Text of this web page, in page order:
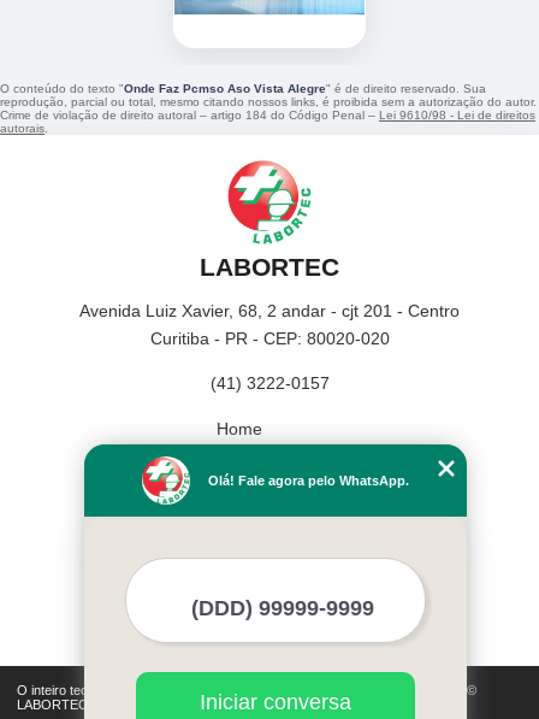
O conteúdo do texto "Onde Faz Pcmso Aso Vista Alegre" é de direito reservado. Sua
reprodução, parcial ou total, mesmo citando nossos links, é proibida sem a autorização do autor.
Crime de violação de direito autoral – artigo 184 do Código Penal – Lei 9610/98 - Lei de direitos
autorais
LABORTEC
Avenida Luiz Xavier, 68, 2 andar - cjt 201 - Centro
Curitiba - PR - CEP: 80020-020
(41) 3222-0157
Home
Missão
O inteiro teor deste site está sujeito à proteção de direitos autorais. Copyright©
LABORTEC (Lei 9610 de 19/02/1998)
Olá! Fale agora pelo WhatsApp.
Iniciar conversa